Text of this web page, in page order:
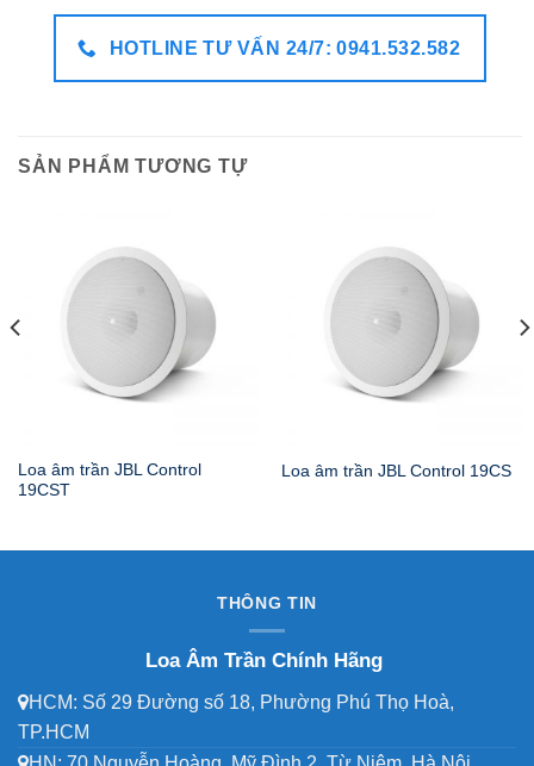
HOTLINE TƯ VẤN 24/7: 0941.532.582
SẢN PHẨM TƯƠNG TỰ
Loa âm trần JBL Control
19CST
Loa âm trần JBL Control 19CS
THÔNG TIN
Loa Âm Trần Chính Hãng
HCM: Số 29 Đường số 18, Phường Phú Thọ Hoà,
TP.HCM